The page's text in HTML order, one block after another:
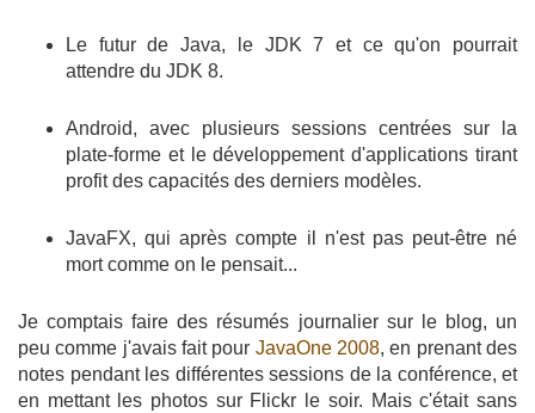
Le futur de Java, le JDK 7 et ce qu'on pourrait
attendre du JDK 8.
Android, avec plusieurs sessions centrées sur la
plate-forme et le développement d'applications tirant
profit des capacités des derniers modèles.
JavaFX, qui après compte il n'est pas peut-être né
mort comme on le pensait...
Je comptais faire des résumés journalier sur le blog, un
peu comme j'avais fait pour JavaOne 2008, en prenant des
notes pendant les différentes sessions de la conférence, et
en mettant les photos sur Flickr le soir. Mais c'était sans